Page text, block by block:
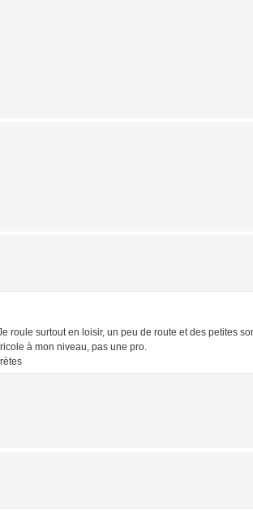
surtout en loisir, un peu de route et des petites
à mon niveau, pas une pro.